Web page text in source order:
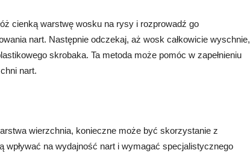
cienką warstwę wosku na rysy i rozprowadź go
nart. Następnie odczekaj, aż wosk całkowicie wyschnie,
skrobaka. Ta metoda może pomóc w zapełnieniu
nart.
wierzchnia, konieczne może być skorzystanie z
wpływać na wydajność nart i wymagać specjalistycznego